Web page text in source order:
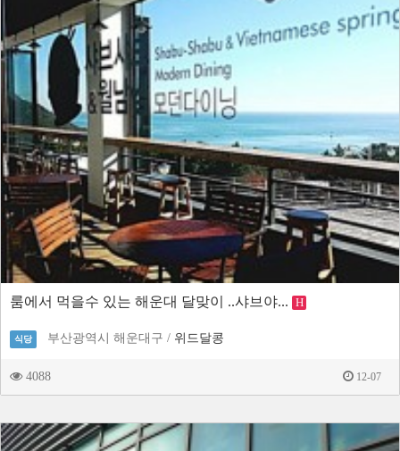
룸에서 먹을수 있는 해운대 달맞이 ..샤브야... H
식당 부산광역시 해운대구 / 위드달콩
4088 12-07